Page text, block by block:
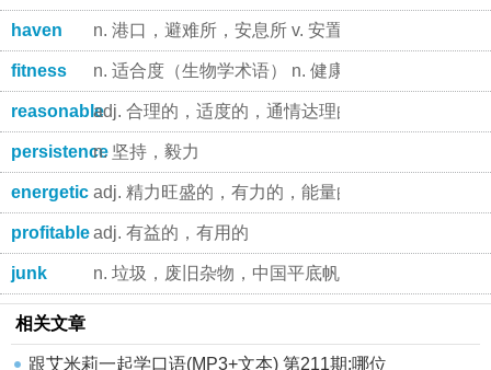
haven n. 港口，避难所，安息所 v. 安置 ... 于港中，
fitness n. 适合度（生物学术语） n. 健康
reasonableadj. 合理的，适度的，通情达理的
persistencen. 坚持，毅力
energetic adj. 精力旺盛的，有力的，能量的
profitableadj. 有益的，有用的
junk n. 垃圾，废旧杂物，中国平底帆船 vt. 丢弃
相关文章
跟艾米莉一起学口语(MP3+文本) 第211期:哪位